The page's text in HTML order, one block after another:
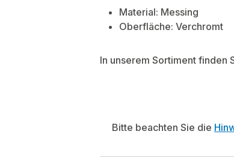
Material: Messing
Oberfläche: Verchromt
In unserem Sortiment finden
Bitte beachten Sie die